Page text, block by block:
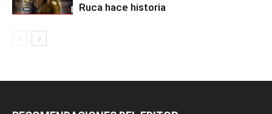
Ruca hace historia